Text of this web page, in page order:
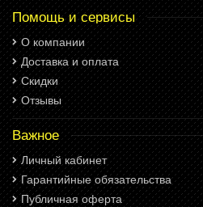
Помощь и сервисы
О компании
Доставка и оплата
Скидки
Отзывы
Важное
Личный кабинет
Гарантийные обязательства
Публичная оферта